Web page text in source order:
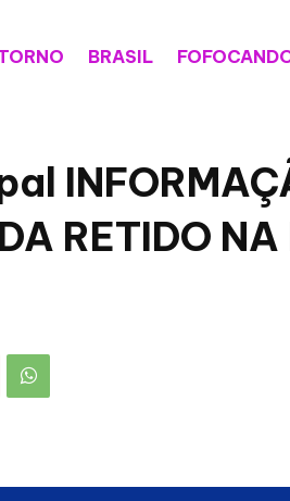
BRASIL
RETIDO